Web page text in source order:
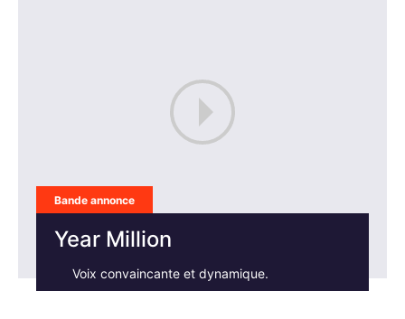
Bande annonce
Year Million
Voix convaincante et dynamique.